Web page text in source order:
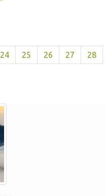
24 25 26 27
28